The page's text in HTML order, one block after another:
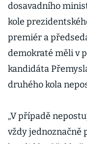
dosavadního
kole
premiér a
demokraté měli v
kandidáta
druhého kola
„V případě
vždy jednoznačně